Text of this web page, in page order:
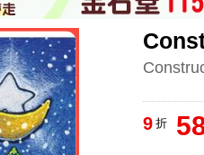
9 折